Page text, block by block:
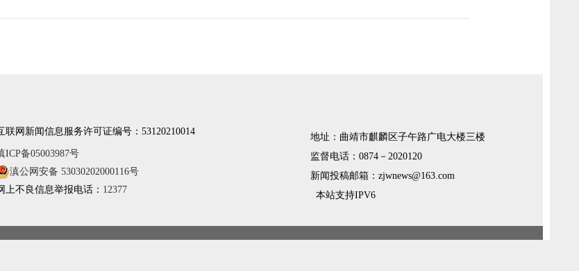
联网新闻信息服务许可证编号：53120210014
ICP备05003987号
滇公网安备 53030202000116号
上不良信息举报电话： 12377
地址：曲靖市麒麟区子午路广电大楼三楼
监督电话：0874－2020120
新闻投稿邮箱：zjwnews@163.com
本站支持IPV6